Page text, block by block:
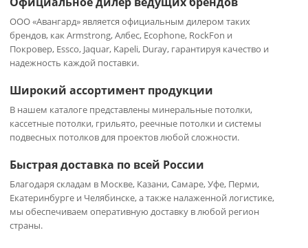
ООО «Авангард» является официальным дилером таких
брендов, как Armstrong, Албес, Ecophone, RockFon и
Покровер, Essco, Jaquar, Kapeli, Duray, гарантируя качество и
надежность каждой поставки.
Широкий ассортимент продукции
В нашем каталоге представлены минеральные потолки,
кассетные потолки, грильято, реечные потолки и системы
подвесных потолков для проектов любой сложности.
Быстрая доставка по всей России
Благодаря складам в Москве, Казани, Самаре, Уфе, Перми,
Екатеринбурге и Челябинске, а также налаженной логистике,
мы обеспечиваем оперативную доставку в любой регион
страны.